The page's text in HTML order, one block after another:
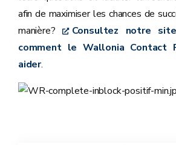
afin de maximiser les chances de
manière?
Consultez notre
comment le Wallonia Contact
aider.